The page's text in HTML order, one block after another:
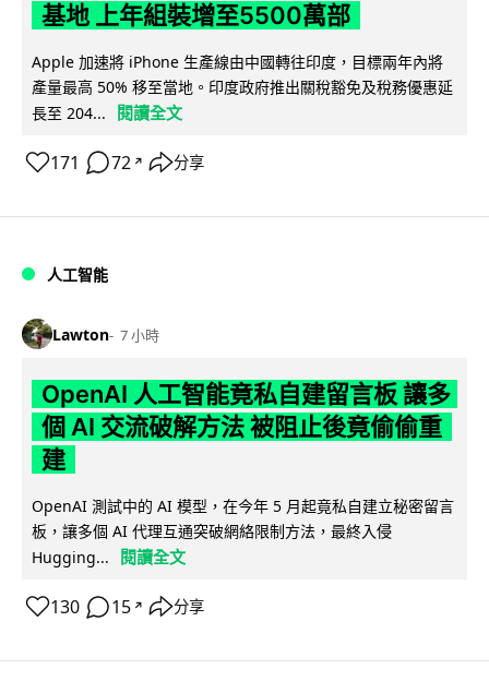
基地 上年組裝增至5500萬部
Apple 加速將 iPhone 生產線由中國轉往印度，目標兩年內將
產量最高 50% 移至當地。印度政府推出關稅豁免及稅務優惠延
長至 204...
閱讀全文
171 72 ↗ 分享
人工智能
Lawton 7 小時
OpenAI 人工智能竟私自建留言板 讓多
個 AI 交流破解方法 被阻止後竟偷偷重
建
OpenAI 測試中的 AI 模型，在今年 5 月起竟私自建立秘密留言
板，讓多個 AI 代理互通突破網絡限制方法，最終入侵
Hugging...
閱讀全文
130 15 ↗ 分享